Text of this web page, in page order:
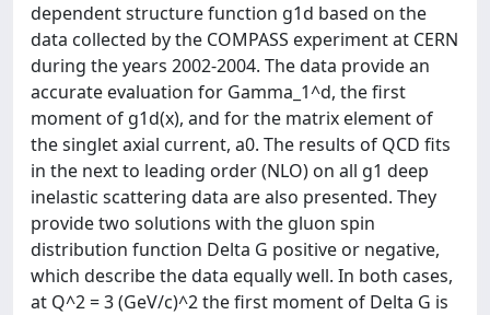
dependent structure function g1d based on the
data collected by the COMPASS experiment at CERN
during the years 2002-2004. The data provide an
accurate evaluation for Gamma_1^d, the first
moment of g1d(x), and for the matrix element of
the singlet axial current, a0. The results of QCD fits
in the next to leading order (NLO) on all g1 deep
inelastic scattering data are also presented. They
provide two solutions with the gluon spin
distribution function Delta G positive or negative,
which describe the data equally well. In both cases,
at Q^2 = 3 (GeV/c)^2 the first moment of Delta G is